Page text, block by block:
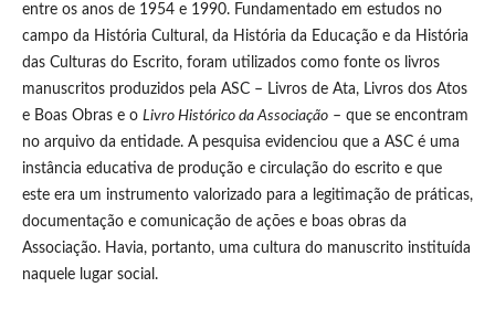
entre os anos de 1954 e 1990. Fundamentado em estudos no
campo da História Cultural, da História da Educação e da História
das Culturas do Escrito, foram utilizados como fonte os livros
manuscritos produzidos pela ASC – Livros de Ata, Livros dos Atos
e Boas Obras e o Livro Histórico da Associação– que se encontram
no arquivo da entidade. A pesquisa evidenciou que a ASC é uma
instância educativa de produção e circulação do escrito e que
este era um instrumento valorizado para a legitimação de práticas,
documentação e comunicação de ações e boas obras da
Associação. Havia, portanto, uma cultura do manuscrito instituída
naquele lugar social.